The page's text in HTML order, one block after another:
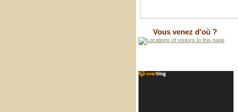
Vous venez d'où ?